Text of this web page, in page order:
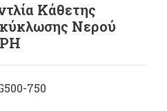
Κάθετης
Νερού
750